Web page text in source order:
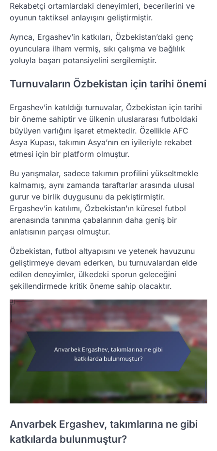
Rekabetçi ortamlardaki deneyimleri, becerilerini ve
oyunun taktiksel anlayışını geliştirmiştir.
Ayrıca, Ergashev’in katkıları, Özbekistan’daki genç
oyunculara ilham vermiş, sıkı çalışma ve bağlılık
yoluyla başarı potansiyelini sergilemiştir.
Turnuvaların Özbekistan için tarihi önemi
Ergashev’in katıldığı turnuvalar, Özbekistan için tarihi
bir öneme sahiptir ve ülkenin uluslararası futboldaki
büyüyen varlığını işaret etmektedir. Özellikle AFC
Asya Kupası, takımın Asya’nın en iyileriyle rekabet
etmesi için bir platform olmuştur.
Bu yarışmalar, sadece takımın profilini yükseltmekle
kalmamış, aynı zamanda taraftarlar arasında ulusal
gurur ve birlik duygusunu da pekiştirmiştir.
Ergashev’in katılımı, Özbekistan’ın küresel futbol
arenasında tanınma çabalarının daha geniş bir
anlatısının parçası olmuştur.
Özbekistan, futbol altyapısını ve yetenek havuzunu
geliştirmeye devam ederken, bu turnuvalardan elde
edilen deneyimler, ülkedeki sporun geleceğini
şekillendirmede kritik öneme sahip olacaktır.
Anvarbek Ergashev, takımlarına ne gibi
katkılarda bulunmuştur?